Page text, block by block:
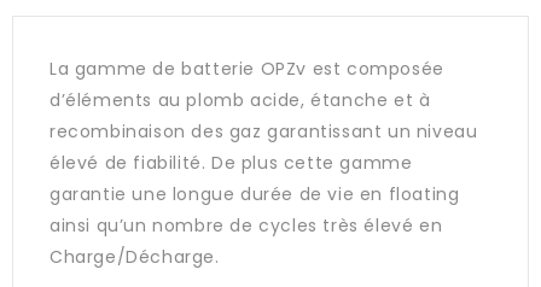
La gamme de batterie OPZv est composée
d’éléments au plomb acide, étanche et à
recombinaison des gaz garantissant un niveau
élevé de fiabilité. De plus cette gamme
garantie une longue durée de vie en floating
ainsi qu’un nombre de cycles très élevé en
Charge/Décharge.